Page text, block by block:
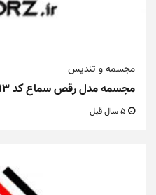
مجسمه و تندیس
مجسمه مدل رقص سماع کد ۱۱۳